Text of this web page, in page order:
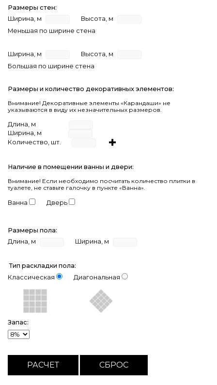
Размеры стен:
Ширина, м
Высота, м
Меньшая по ширине стена
Ширина, м
Высота, м
Большая по ширине стена
Размеры и количество декоративных элементов:
Внимание! Декоративные элементы «Карандаши» не
указываются в виду их незначительных размеров.
Длина, м
Ширина, м
Количество, шт.
Наличие в помещении ванны и двери:
Внимание! Если необходимо посчитать количество плитки в
туалете, не ставьте галочку в пункте «Ванна».
Ванна Дверь
Размеры пола:
Длина, м
Ширина, м
Тип раскладки пола:
Классическая
Диагональная
Запас: